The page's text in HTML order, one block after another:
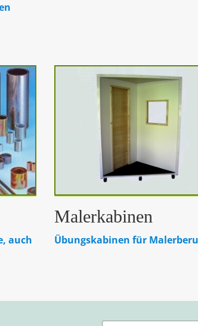
auch
Malerkabinen
Übungskabinen für